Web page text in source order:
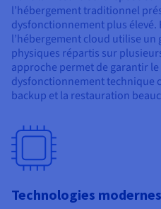
l’hébergement traditionnel
dysfonctionnement plus élevé.
l’hébergement cloud utilise
physiques répartis sur
approche permet de garantir
dysfonctionnement technique
backup et la restauration
Technologies modernes